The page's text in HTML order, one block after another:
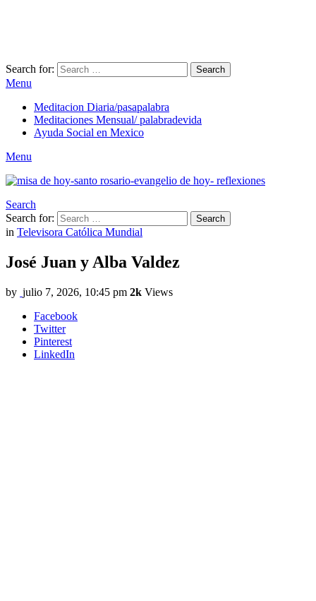
Search for: Search
Menu
Meditacion Diaria/pasapalabra
Meditaciones Mensual/ palabradevida
Ayuda Social en Mexico
Menu
Search
Search for:
Search
in Televisora Católica Mundial
José Juan y Alba Valdez
by julio 7, 2026, 10:45 pm 2k Views
Facebook
Twitter
Pinterest
LinkedIn